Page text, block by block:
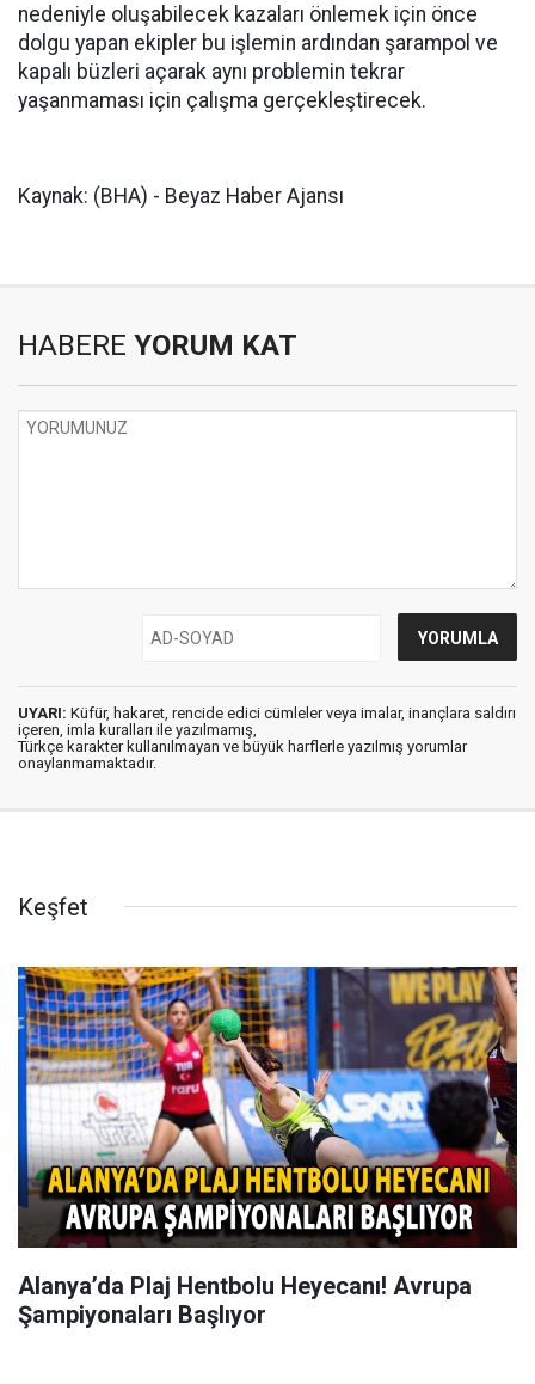
nedeniyle oluşabilecek kazaları önlemek için önce
dolgu yapan ekipler bu işlemin ardından şarampol ve
kapalı büzleri açarak aynı problemin tekrar
yaşanmaması için çalışma gerçekleştirecek.
Kaynak: (BHA) - Beyaz Haber Ajansı
HABERE YORUM KAT
UYARI: Küfür, hakaret, rencide edici cümleler veya imalar, inançlara saldırı
içeren, imla kuralları ile yazılmamış,
Türkçe karakter kullanılmayan ve büyük harflerle yazılmış yorumlar
onaylanmamaktadır.
Keşfet
Alanya’da Plaj Hentbolu Heyecanı! Avrupa
Şampiyonaları Başlıyor